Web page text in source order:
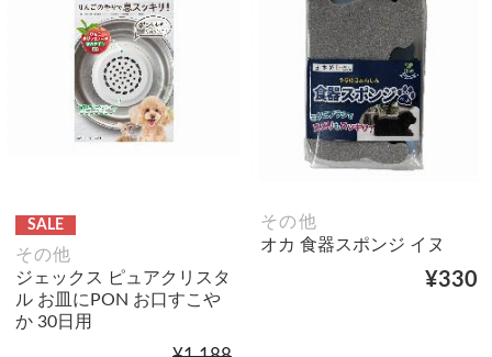
SALE
その他
ジェックス ピュアクリスタ
ル お皿にPON お口すこや
か 30日用
その他
オカ 食器スポンジ イヌ
¥330